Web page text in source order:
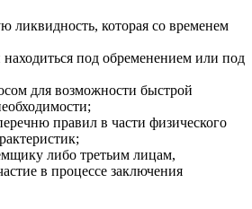
ликвидность, которая со временем
под обременением или под
для возможности быстрой
правил в части физического
либо третьим лицам,
в процессе заключения